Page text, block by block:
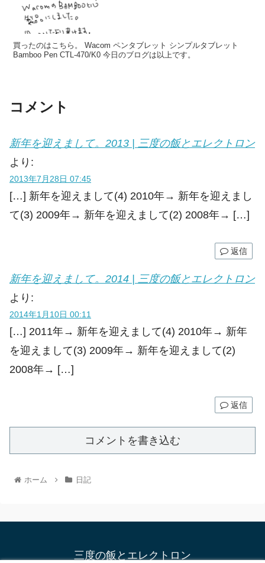
買ったのはこちら。 Wacom ペンタブレット シンプルタブレット
Bamboo Pen CTL-470/K0 今日のブログは以上です。
コメント
新年を迎えまして。2013 | 三度の飯とエレクトロン
より:
2013年7月28日 07:45
[…] 新年を迎えまして(4) 2010年→ 新年を迎えまし
て(3) 2009年→ 新年を迎えまして(2) 2008年→ […]
返信
新年を迎えまして。2014 | 三度の飯とエレクトロン
より:
2014年1月10日 00:11
[…] 2011年→ 新年を迎えまして(4) 2010年→ 新年
を迎えまして(3) 2009年→ 新年を迎えまして(2)
2008年→ […]
返信
コメントを書き込む
ホーム 日記
三度の飯とエレクトロン